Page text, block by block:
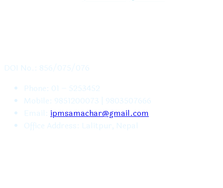
DOI No.: 856/075/076
Phone: 01 – 5253452
Mobile: 9851200073 | 9803507666
Email: ipmsamachar@gmail.com
Office Address: Lalitpur, Nepal